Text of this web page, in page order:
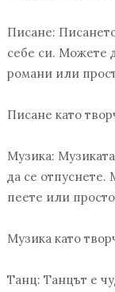
Писане:
себе си. Можете
романи или
Писане като
Музика:
да се отпуснете.
пеете или
Музика като
Танц: Танцът е